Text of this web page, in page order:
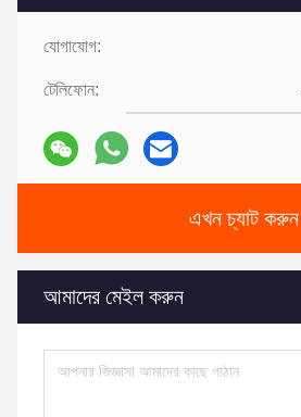
যোগাযোগ:
টেলিফোন:
এখন চ্যাট করুন
আমাদের মেইল করুন